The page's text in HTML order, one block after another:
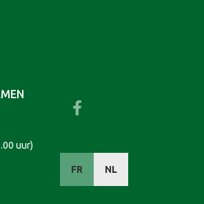
uur)
FR NL